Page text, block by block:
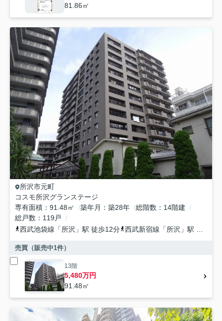
81.86㎡
所沢市元町
コスモ所沢グランステージ
専有面積
91.48㎡ 築年月 築28年 総階数
14階建
総戸数
119戸
西武池袋線 「所沢 」駅 徒歩12分 西武新宿線 「所沢 」駅 徒歩12分
売買（販売中1件）
13階
5,480万円
91.48㎡